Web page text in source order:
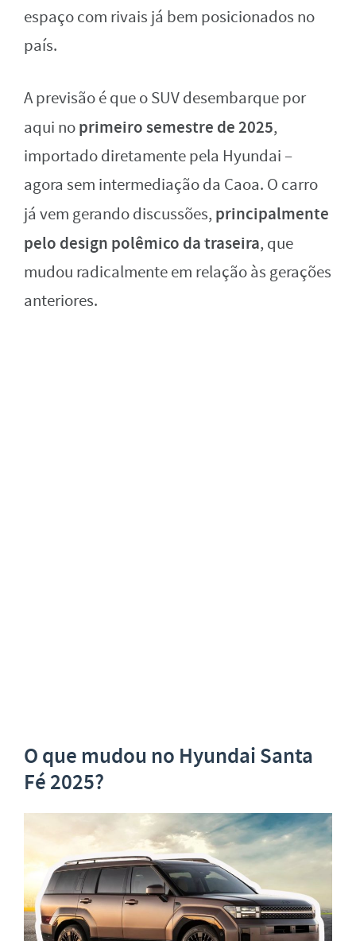
espaço com rivais já bem posicionados no
país.
A previsão é que o SUV desembarque por
aqui noprimeiro semestre de 2025,
importado diretamente pela Hyundai –
agora sem intermediação da Caoa. O carro
já vem gerando discussões, principalmente
pelo design polêmico da traseira, que
mudou radicalmente em relação às gerações
anteriores.
O que mudou no Hyundai Santa
Fé 2025?